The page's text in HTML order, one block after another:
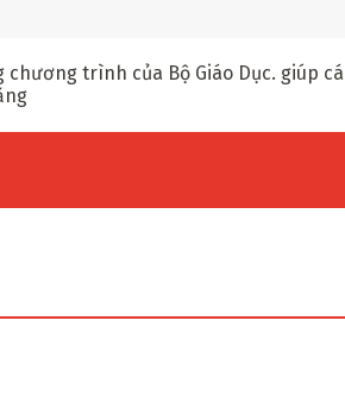
trình của Bộ Giáo Dục. giúp